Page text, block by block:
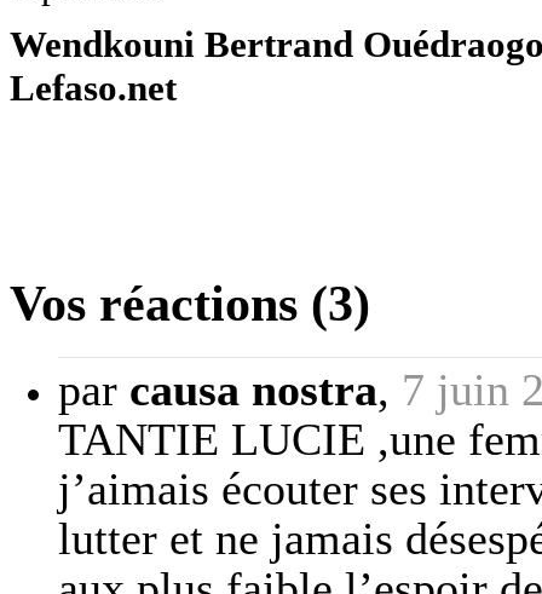
Wendkouni Bertrand
Lefaso.net
Vos réactions (3)
par causa nostra, 7 juin
TANTIE LUCIE ,une
j’aimais écouter ses
lutter et ne jamais